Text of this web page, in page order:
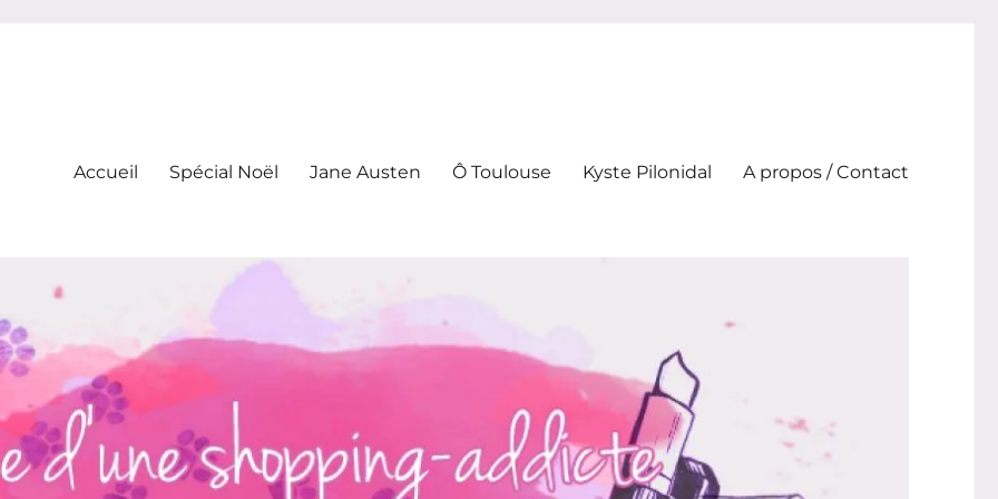
Accueil Spécial Noël Jane Austen Ô Toulouse Kyste Pilonidal A propos / Contact